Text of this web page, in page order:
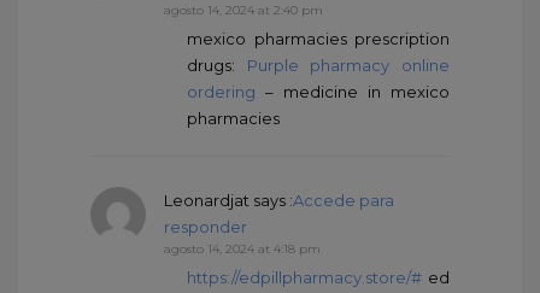
agosto 14, 2024 at 2:40 pm
mexico pharmacies prescription
drugs: Purple pharmacy online
ordering – medicine in mexico
pharmacies
Leonardjat says :Accede para
responder
agosto 14, 2024 at 4:18 pm
https://edpillpharmacy.store/# ed